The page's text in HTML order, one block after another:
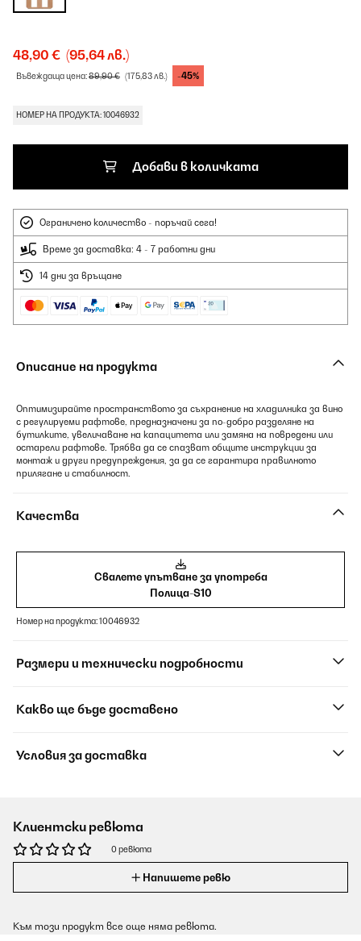
48,90 € (95,64 лв.)
Въвеждаща цена:89,90 € (175,83 лв.) -45%
НОМЕР НА ПРОДУКТА: 10046932
Добави в количката
Ограничено количество - поръчай сега!
Време за доставка: 4 - 7 работни дни
14 дни за връщане
Описание на продукта
Оптимизирайте пространството за съхранение на хладилника за вино
с регулируеми рафтове, предназначени за по-добро разделяне на
бутилките, увеличаване на капацитета или замяна на повредени или
остарели рафтове. Трябва да се спазват общите инструкции за
монтаж и други предупреждения, за да се гарантира правилното
прилягане и стабилност.
Качества
Свалете упътване за употреба
Полица-S10
Номер на продукта: 10046932
Размери и технически подробности
Какво ще бъде доставено
Условия за доставка
Клиентски ревюта
0 ревюта
Напишете ревю
Към този продукт все още няма ревюта.